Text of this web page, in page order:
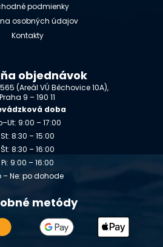
podmienky
osobných údajov
Kontakty
objednávok
(Areál VÚ Běchovice 10A),
Praha 9 – 190 11
doba
9:00 – 17:00
St: 8:30 – 15:00
Št: 8:30 – 16:00
Pi: 9:00 – 16:00
– Ne: po dohode
metódy